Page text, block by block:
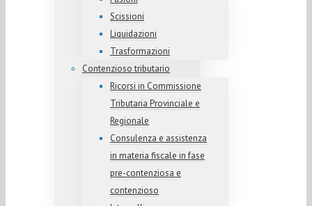
Scissioni
Liquidazioni
Trasformazioni
Contenzioso tributario
Ricorsi in Commissione
Tributaria Provinciale e
Regionale
Consulenza e assistenza
in materia fiscale in fase
pre-contenziosa e
contenzioso